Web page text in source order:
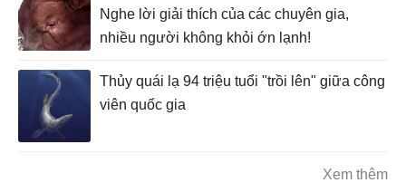
Nghe lời giải thích của các chuyên gia,
nhiều người không khỏi ớn lạnh!
Thủy quái lạ 94 triệu tuổi "trồi lên" giữa công
viên quốc gia
Xem thêm